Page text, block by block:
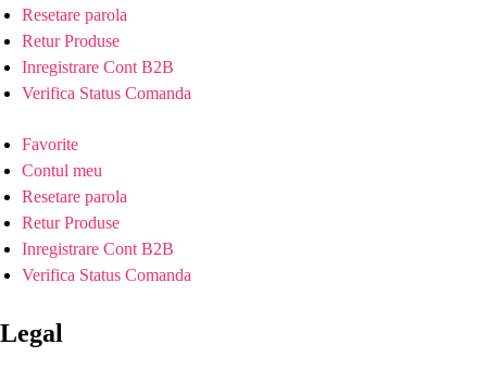
Resetare parola
Retur Produse
Inregistrare Cont B2B
Verifica Status Comanda
Favorite
Contul meu
Resetare parola
Retur Produse
Inregistrare Cont B2B
Verifica Status Comanda
Legal